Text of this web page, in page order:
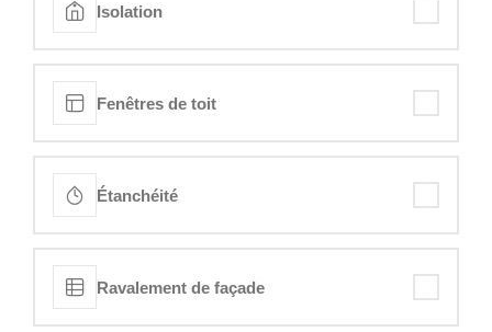
Isolation
Fenêtres de toit
Étanchéité
Ravalement de façade